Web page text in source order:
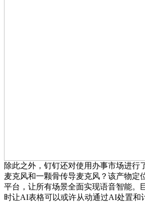
除此之外，钉钉还对使用办事市场进行
麦克风和一颗骨传导麦克风？该产物定
平台，让所有场景全面实现语音智能。
时让AI表格可以或许从动通过AI处置和